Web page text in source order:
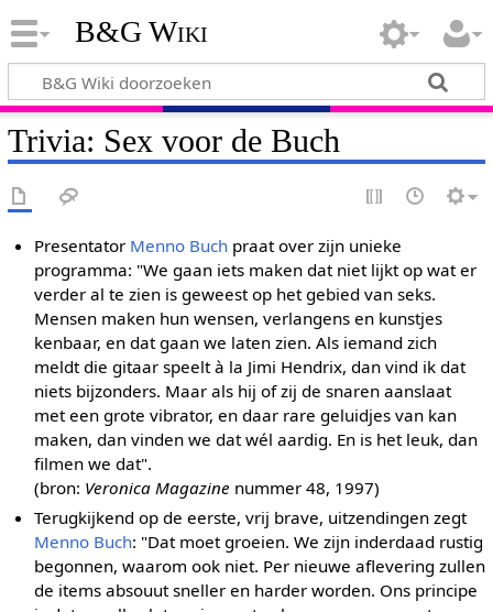
B&G Wiki
Trivia: Sex voor de Buch
Presentator Menno Buch praat over zijn unieke
programma: "We gaan iets maken dat niet lijkt op wat er
verder al te zien is geweest op het gebied van seks.
Mensen maken hun wensen, verlangens en kunstjes
kenbaar, en dat gaan we laten zien. Als iemand zich
meldt die gitaar speelt à la Jimi Hendrix, dan vind ik dat
niets bijzonders. Maar als hij of zij de snaren aanslaat
met een grote vibrator, en daar rare geluidjes van kan
maken, dan vinden we dat wél aardig. En is het leuk, dan
filmen we dat".
(bron: Veronica Magazine nummer 48, 1997)
Terugkijkend op de eerste, vrij brave, uitzendingen zegt
Menno Buch: "Dat moet groeien. We zijn inderdaad rustig
begonnen, waarom ook niet. Per nieuwe aflevering zullen
de items absouut sneller en harder worden. Ons principe